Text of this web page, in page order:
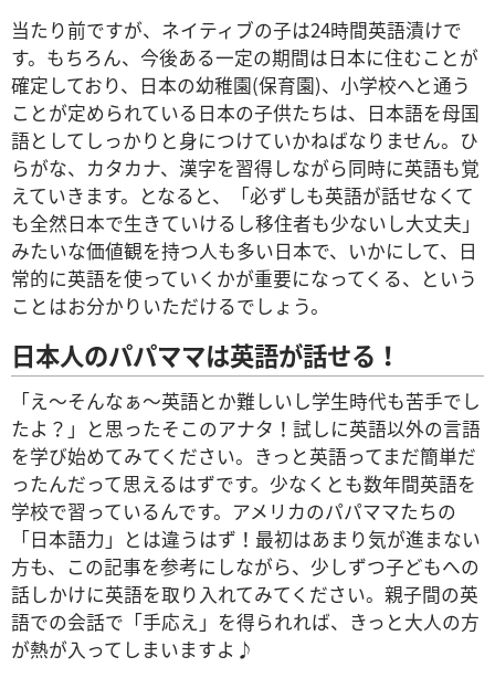
当たり前ですが、ネイティブの子は24時間英語漬けで
す。もちろん、今後ある一定の期間は日本に住むことが
確定しており、日本の幼稚園(保育園)、小学校へと通う
ことが定められている日本の子供たちは、日本語を母国
語としてしっかりと身につけていかねばなりません。ひ
らがな、カタカナ、漢字を習得しながら同時に英語も覚
えていきます。となると、「必ずしも英語が話せなくて
も全然日本で生きていけるし移住者も少ないし大丈夫」
みたいな価値観を持つ人も多い日本で、いかにして、日
常的に英語を使っていくかが重要になってくる、という
ことはお分かりいただけるでしょう。
日本人のパパママは英語が話せる！
「え～そんなぁ～英語とか難しいし学生時代も苦手でし
たよ？」と思ったそこのアナタ！試しに英語以外の言語
を学び始めてみてください。きっと英語ってまだ簡単だ
ったんだって思えるはずです。少なくとも数年間英語を
学校で習っているんです。アメリカのパパママたちの
「日本語力」とは違うはず！最初はあまり気が進まない
方も、この記事を参考にしながら、少しずつ子どもへの
話しかけに英語を取り入れてみてください。親子間の英
語での会話で「手応え」を得られれば、きっと大人の方
が熱が入ってしまいますよ♪